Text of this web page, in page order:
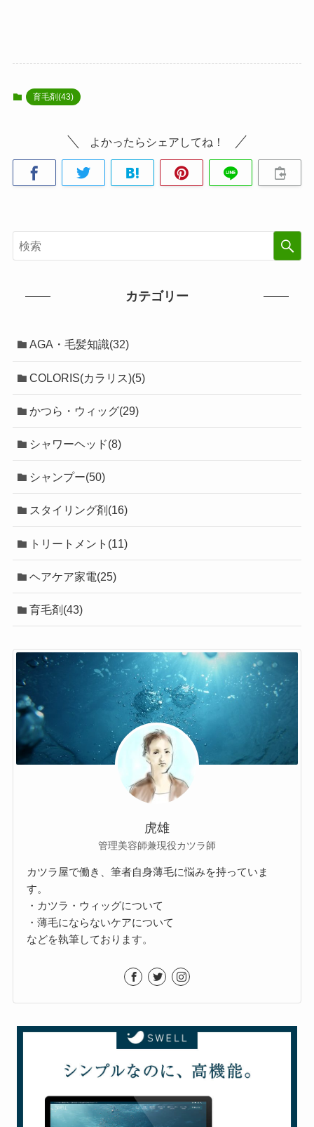
育毛剤(43)
よかったらシェアしてね！
カテゴリー
AGA・毛髪知識(32)
COLORIS(カラリス)(5)
かつら・ウィッグ(29)
シャワーヘッド(8)
シャンプー(50)
スタイリング剤(16)
トリートメント(11)
ヘアケア家電(25)
育毛剤(43)
虎雄
管理美容師兼現役カツラ師
カツラ屋で働き、筆者自身薄毛に悩みを持っていま
す。
・カツラ・ウィッグについて
・薄毛にならないケアについて
などを執筆しております。